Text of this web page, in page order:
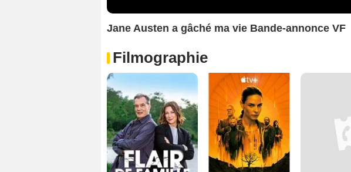
Jane Austen a gâché ma vie Bande-annonce VF
Filmographie